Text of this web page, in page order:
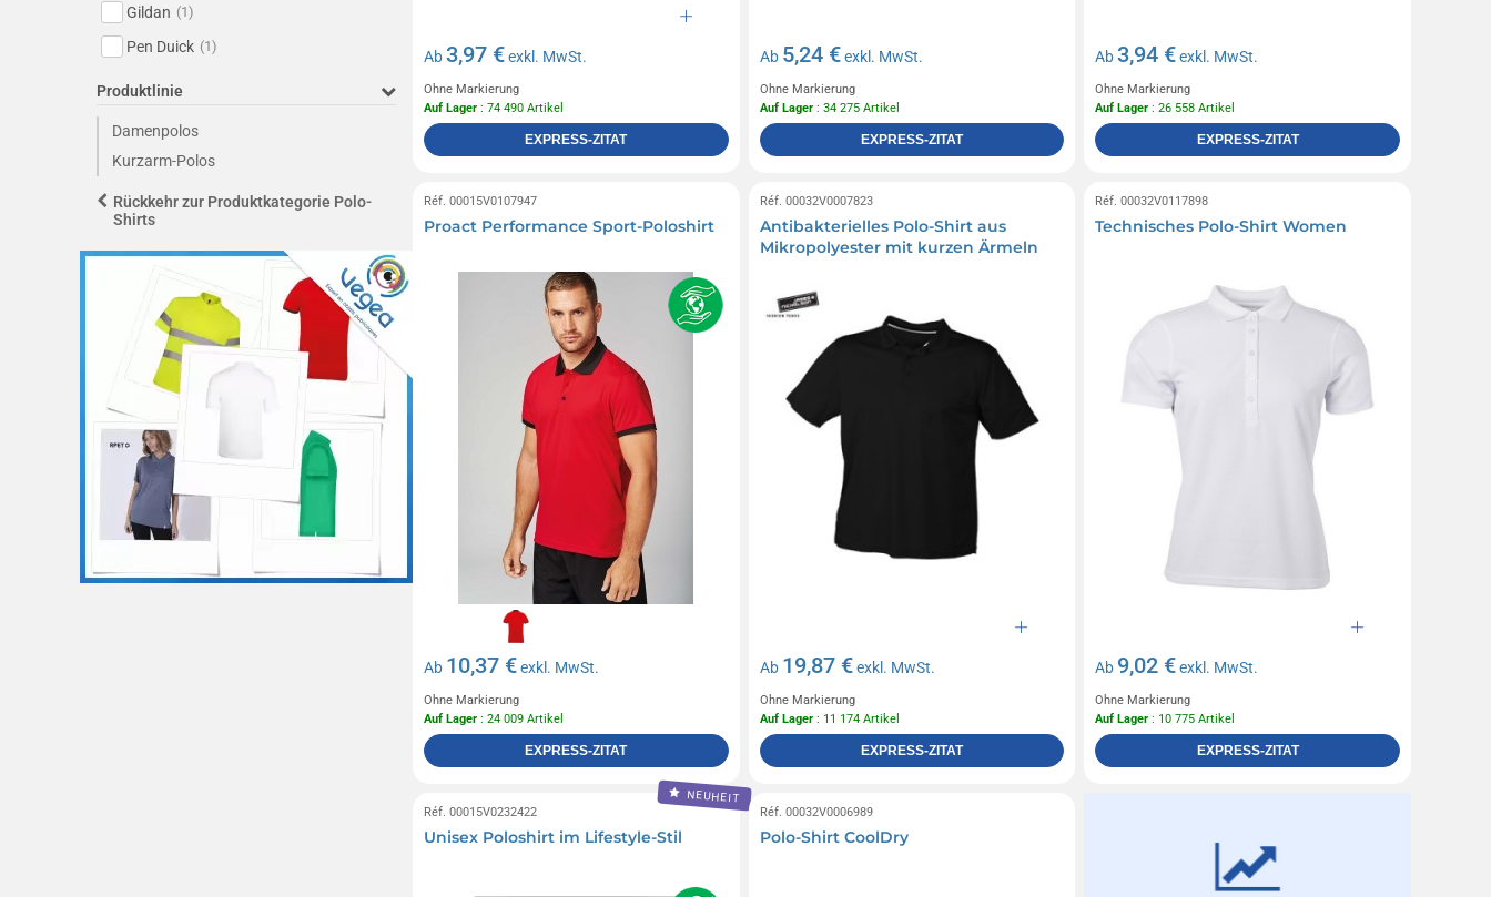
Gildan (1)
Pen Duick (1)
Produktlinie
Damenpolos
Kurzarm-Polos
Rückkehr zur Produktkategorie Polo-
Shirts
Ab3,97 €exkl. MwSt.
Ohne Markierung
Auf Lager : 74 490 Artikel
EXPRESS-ZITAT
Ab 5,24 €exkl. MwSt.
Ohne Markierung
Auf Lager: 34 275 Artikel
EXPRESS-ZITAT
Ab3,94 €exkl. MwSt.
Ohne Markierung
Auf Lager : 26 558 Artikel
EXPRESS-ZITAT
Réf. 00015V0107947
Proact Performance Sport-Poloshirt
Ab 10,37 €exkl. MwSt.
Ohne Markierung
Auf Lager : 24 009 Artikel
EXPRESS-ZITAT
Réf. 00032V0007823
Antibakterielles Polo-Shirt aus
Mikropolyester mit kurzen Ärmeln
Ab 19,87 €exkl. MwSt.
Ohne Markierung
Auf Lager: 11 174 Artikel
EXPRESS-ZITAT
Réf. 00032V0117898
Technisches Polo-Shirt Women
Ab 9,02 €exkl. MwSt.
Ohne Markierung
Auf Lager : 10 775 Artikel
EXPRESS-ZITAT
NEUHEIT
Réf. 00015V0232422
Unisex Poloshirt im Lifestyle-Stil
Réf. 00032V0006989
Polo-Shirt CoolDry